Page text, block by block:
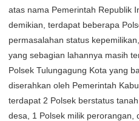
atas nama Pemerintah Republik
demikian, terdapat beberapa
permasalahan status
yang sebagian lahannya masih
Polsek Tulungagung Kota yang
diserahkan oleh Pemerintah
terdapat 2 Polsek berstatus
desa, 1 Polsek milik perorangan,